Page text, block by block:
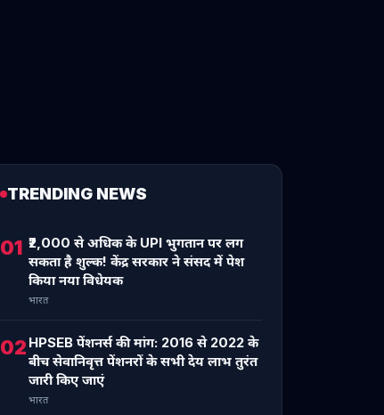
TRENDING NEWS
01 ₹2,000 से अधिक के UPI भुगतान पर लग
सकता है शुल्क! केंद्र सरकार ने संसद में पेश
किया नया विधेयक
भारत
02 HPSEB पेंशनर्स की मांग: 2016 से 2022 के
बीच सेवानिवृत्त पेंशनरों के सभी देय लाभ तुरंत
जारी किए जाएं
भारत